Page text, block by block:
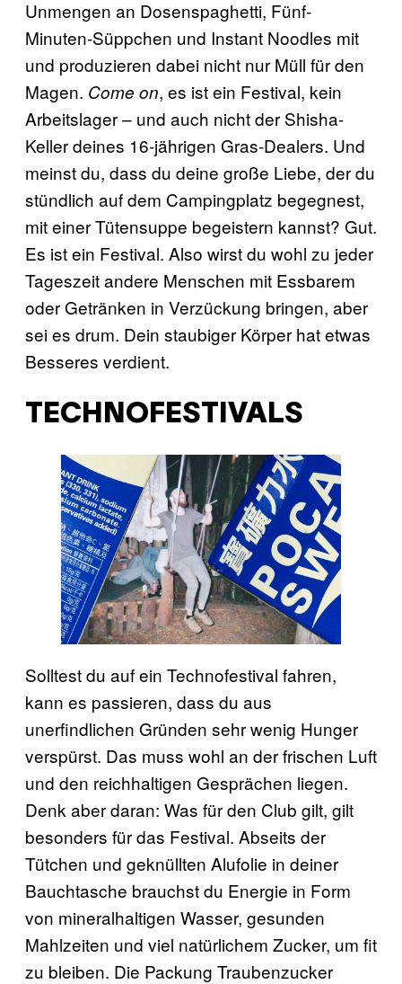
Unmengen an Dosenspaghetti, Fünf-
Minuten-Süppchen und Instant Noodles mit
und produzieren dabei nicht nur Müll für den
Magen. Come on, es ist ein Festival, kein
Arbeitslager – und auch nicht der Shisha-
Keller deines 16-jährigen Gras-Dealers. Und
meinst du, dass du deine große Liebe, der du
stündlich auf dem Campingplatz begegnest,
mit einer Tütensuppe begeistern kannst? Gut.
Es ist ein Festival. Also wirst du wohl zu jeder
Tageszeit andere Menschen mit Essbarem
oder Getränken in Verzückung bringen, aber
sei es drum. Dein staubiger Körper hat etwas
Besseres verdient.
TECHNOFESTIVALS
Solltest du auf ein Technofestival fahren,
kann es passieren, dass du aus
unerfindlichen Gründen sehr wenig Hunger
verspürst. Das muss wohl an der frischen Luft
und den reichhaltigen Gesprächen liegen.
Denk aber daran: Was für den Club gilt, gilt
besonders für das Festival. Abseits der
Tütchen und geknüllten Alufolie in deiner
Bauchtasche brauchst du Energie in Form
von mineralhaltigen Wasser, gesunden
Mahlzeiten und viel natürlichem Zucker, um fit
zu bleiben. Die Packung Traubenzucker